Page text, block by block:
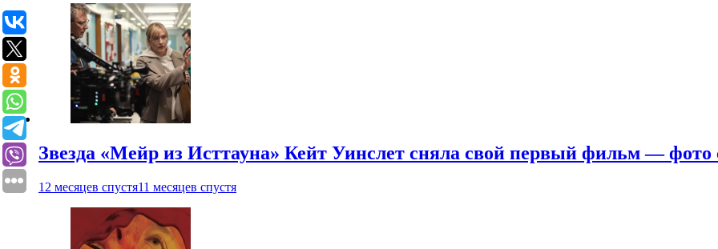
Звезда «Мейр из Исттауна» Кейт Уинслет сняла свой первый фильм — фото
12 месяцев спустя11 месяцев спустя